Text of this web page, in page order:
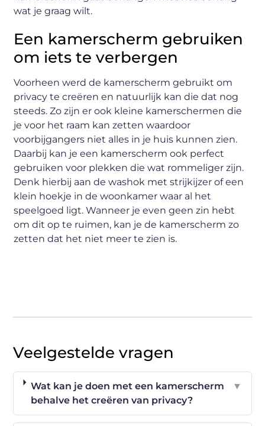
wat je graag wilt.
Een kamerscherm gebruiken
om iets te verbergen
Voorheen werd de kamerscherm gebruikt om
privacy te creëren en natuurlijk kan die dat nog
steeds. Zo zijn er ook kleine kamerschermen die
je voor het raam kan zetten waardoor
voorbijgangers niet alles in je huis kunnen zien.
Daarbij kan je een kamerscherm ook perfect
gebruiken voor plekken die wat rommeliger zijn.
Denk hierbij aan de washok met strijkijzer of een
klein hoekje in de woonkamer waar al het
speelgoed ligt. Wanneer je even geen zin hebt
om dit op te ruimen, kan je de kamerscherm zo
zetten dat het niet meer te zien is.
Veelgestelde vragen
Wat kan je doen met een kamerscherm
behalve het creëren van privacy?
▼